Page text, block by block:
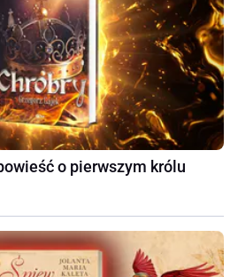
o pierwszym królu